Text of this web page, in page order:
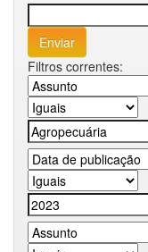
Filtros correntes: